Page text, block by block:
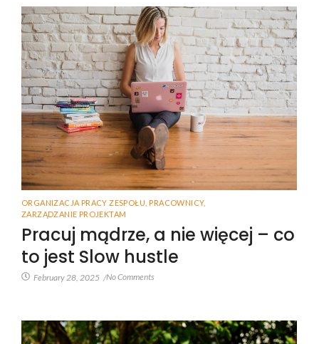
ORGANIZACJA PRACY ZESPOŁU PRACOWNICY,
ZARZĄDZANIE PROJEKTAM
Pracuj mądrze, a nie więcej – co
to jest Slow hustle
February 28, 2025 /No Comments